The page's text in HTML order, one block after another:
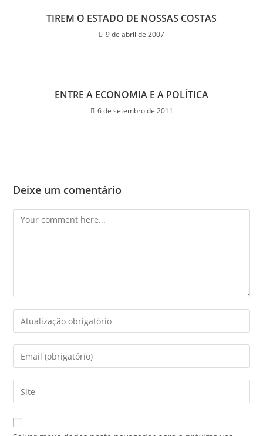
TIREM O ESTADO DE NOSSAS COSTAS
9 de abril de 2007
ENTRE A ECONOMIA E A POLÍTICA
6 de setembro de 2011
Deixe um comentário